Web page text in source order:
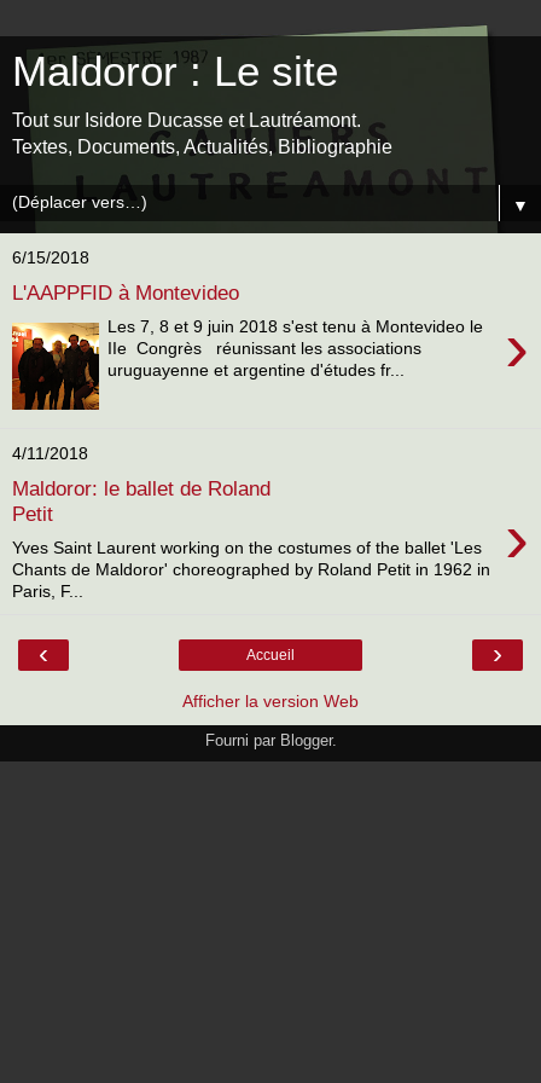
Maldoror : Le site
Tout sur Isidore Ducasse et Lautréamont.
Textes, Documents, Actualités, Bibliographie
▼
6/15/2018
L'AAPPFID à Montevideo
›
Les 7, 8 et 9 juin 2018 s'est tenu à Montevideo le
IIe Congrès réunissant les associations
uruguayenne et argentine d'études fr...
4/11/2018
Maldoror: le ballet de Roland
Petit
›
Yves Saint Laurent working on the costumes of the ballet 'Les
Chants de Maldoror' choreographed by Roland Petit in 1962 in
Paris, F...
‹ ›
Accueil
Afficher la version Web
Fourni par Blogger.